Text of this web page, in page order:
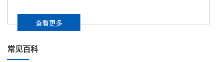
查看更多
常见百科
智能化不锈钢排水沟规格250乘580乘25毫米如何设计防
盗水篦？潼南矿山排水防护工程大量采购能否享受优
惠？ 核心结论：针对250×580×25毫米规格的智能化不
与专用锁具结构，并融合智能监测......